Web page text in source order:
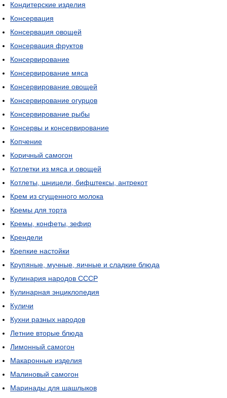
Кондитерские изделия
Консервация
Консервация овощей
Консервация фруктов
Консервирование
Консервирование мяса
Консервирование овощей
Консервирование огурцов
Консервирование рыбы
Консервы и консервирование
Копчение
Коричный самогон
Котлетки из мяса и овощей
Котлеты, шницели, бифштексы, антрекот
Крем из сгущенного молока
Кремы для торта
Кремы, конфеты, зефир
Крендели
Крепкие настойки
Крупяные, мучные, яичные и сладкие блюда
Кулинария народов СССР
Кулинарная энциклопедия
Куличи
Кухни разных народов
Летние вторые блюда
Лимонный самогон
Макаронные изделия
Малиновый самогон
Маринады для шашлыков